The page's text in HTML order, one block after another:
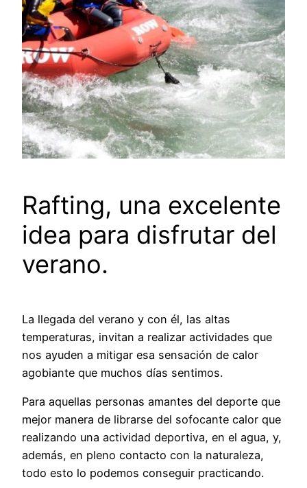
Rafting, una excelente
idea para disfrutar del
verano.
La llegada del verano y con él, las altas
temperaturas, invitan a realizar actividades que
nos ayuden a mitigar esa sensación de calor
agobiante que muchos días sentimos.
Para aquellas personas amantes del deporte que
mejor manera de librarse del sofocante calor que
realizando una actividad deportiva, en el agua, y,
además, en pleno contacto con la naturaleza,
todo esto lo podemos conseguir practicando.